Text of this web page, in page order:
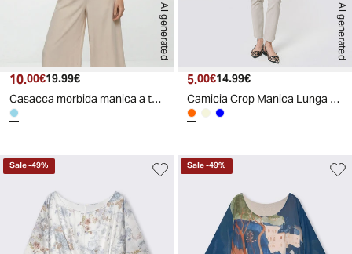
AI generated
Prezzo attuale
10.00€ Prezzo originale
19.99€
Casacca morbida manica a tre quarti
AI generated
Prezzo attuale
5.00€ Prezzo originale
14.99€
Camicia Crop Manica Lunga - Ruggine
Sale-49% Sale-49%